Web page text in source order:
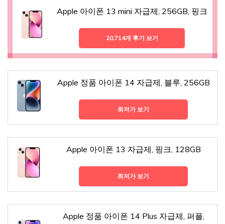
Apple 아이폰 13 mini 자급제, 256GB, 핑크
20,714개 후기 보기
Apple 정품 아이폰 14 자급제, 블루, 256GB
최저가 보기
Apple 아이폰 13 자급제, 핑크, 128GB
최저가 보기
Apple 정품 아이폰 14 Plus 자급제, 퍼플,